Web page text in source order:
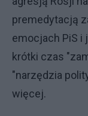
premedytacją
emocjach PiS i
krótki czas
"narzędzia
więcej.